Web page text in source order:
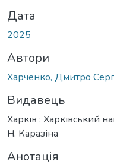
Дата
2025
Автори
Харченко, Дмитро
Видавець
Харків : Харківський
Н. Каразіна
Анотація